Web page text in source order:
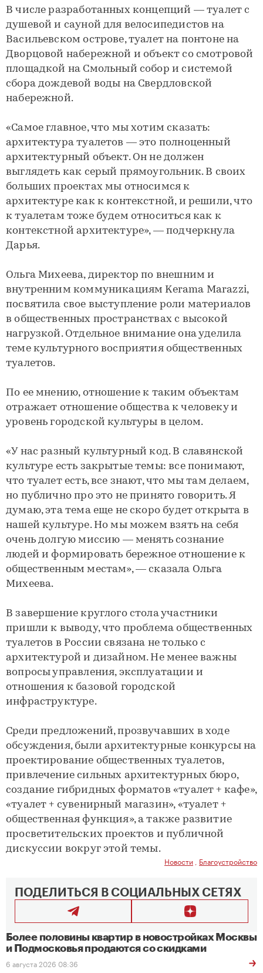
В числе разработанных концепций — туалет с
душевой и сауной для велосипедистов на
Васильевском острове, туалет на понтоне на
Дворцовой набережной и объект со смотровой
площадкой на Смольный собор и системой
сбора дождевой воды на Свердловской
набережной.
«Самое главное, что мы хотим сказать:
архитектура туалетов — это полноценный
архитектурный объект. Он не должен
выглядеть как серый прямоугольник. В своих
больших проектах мы относимся к
архитектуре как к контекстной, и решили, что
к туалетам тоже будем относиться как к
контекстной архитектуре», — подчеркнула
Дарья.
Ольга Михеева, директор по внешним и
внутренним коммуникациям Kerama Marazzi,
посвятила свое выступление роли материалов
в общественных пространствах с высокой
нагрузкой. Отдельное внимание она уделила
теме культурного восприятия общественных
туалетов.
По ее мнению, отношение к таким объектам
отражает отношение общества к человеку и
уровень городской культуры в целом.
«У нас разный культурный код. В славянской
культуре есть закрытые темы: все понимают,
что туалет есть, все знают, что мы там делаем,
но публично про это не принято говорить. Я
думаю, эта тема еще не скоро будет открыта в
нашей культуре. Но мы можем взять на себя
очень долгую миссию — менять сознание
людей и формировать бережное отношение к
общественным местам», — сказала Ольга
Михеева.
В завершение круглого стола участники
пришли к выводу, что проблема общественных
туалетов в России связана не только с
архитектурой и дизайном. Не менее важны
вопросы управления, эксплуатации и
отношения к базовой городской
инфраструктуре.
Среди предложений, прозвучавших в ходе
обсуждения, были архитектурные конкурсы на
проектирование общественных туалетов,
привлечение сильных архитектурных бюро,
создание гибридных форматов «туалет + кафе»,
«туалет + сувенирный магазин», «туалет +
общественная функция», а также развитие
просветительских проектов и публичной
дискуссии вокруг этой темы.
Новости Благоустройство
ПОДЕЛИТЬСЯ В СОЦИАЛЬНЫХ СЕТЯХ
Более половины квартир в новостройках Москвы
и Подмосковья продаются со скидками
6 августа 2026 08:36